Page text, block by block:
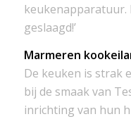
keukenapparatuur.
geslaagd!’
Marmeren
De keuken is strak
bij de smaak van
inrichting van hun